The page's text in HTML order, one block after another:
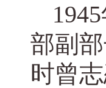
部副
时曾